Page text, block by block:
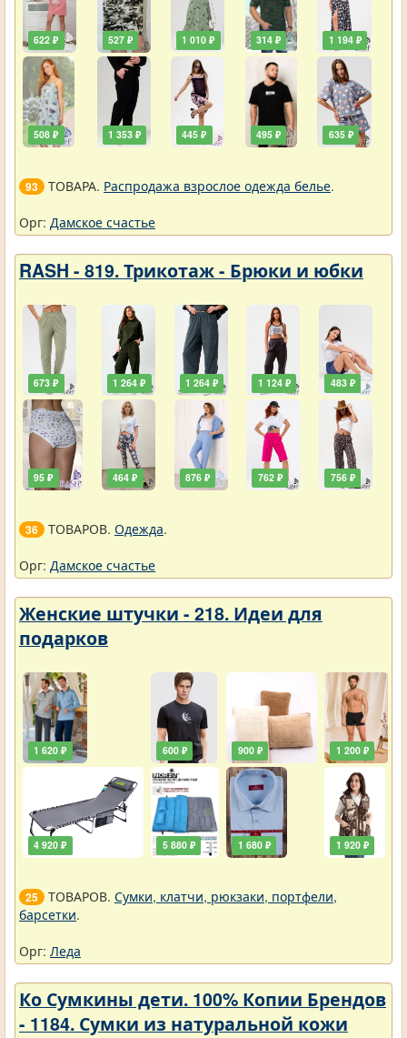
622 ₽
508 ₽
527 ₽
1 353 ₽
1 010 ₽
445 ₽
314 ₽
495 ₽
1 194 ₽
635 ₽
93 ТОВАРА. Распродажа взрослое одежда белье.
Орг: Дамское счастье
RASH - 819. Трикотаж - Брюки и юбки
673 ₽
95 ₽
1 264 ₽
464 ₽
1 264 ₽
876 ₽
1 124 ₽
762 ₽
483 ₽
756 ₽
36 ТОВАРОВ. Одежда.
Орг: Дамское счастье
Женские штучки - 218. Идеи для
подарков
1 620 ₽
4 920 ₽
600 ₽
5 880 ₽
900 ₽
1 680 ₽
1 200 ₽
1 920 ₽
25 ТОВАРОВ. Сумки, клатчи, рюкзаки, портфели,
барсетки.
Орг: Леда
Ко Сумкины дети. 100% Копии Брендов
- 1184. Сумки из натуральной кожи